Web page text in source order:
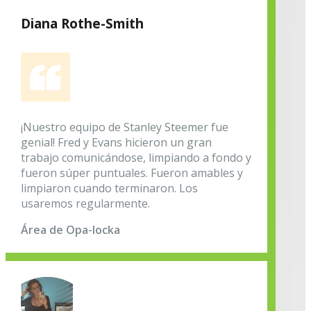
Diana Rothe-Smith
¡Nuestro equipo de Stanley Steemer fue
genial! Fred y Evans hicieron un gran
trabajo comunicándose, limpiando a fondo y
fueron súper puntuales. Fueron amables y
limpiaron cuando terminaron. Los
usaremos regularmente.
Área de Opa-locka